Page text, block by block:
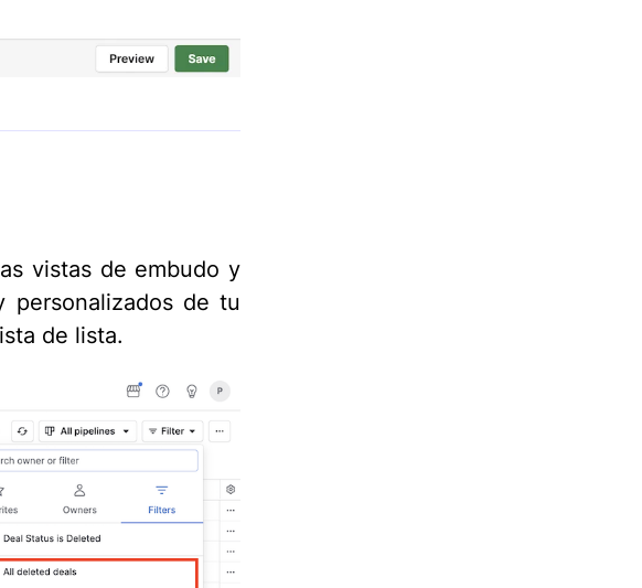
vistas de embudo y
personalizados de tu
de lista.